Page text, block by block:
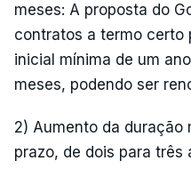
meses: A proposta do
contratos a termo certo
inicial mínima de um
meses, podendo ser
2) Aumento da duração
prazo, de dois para três